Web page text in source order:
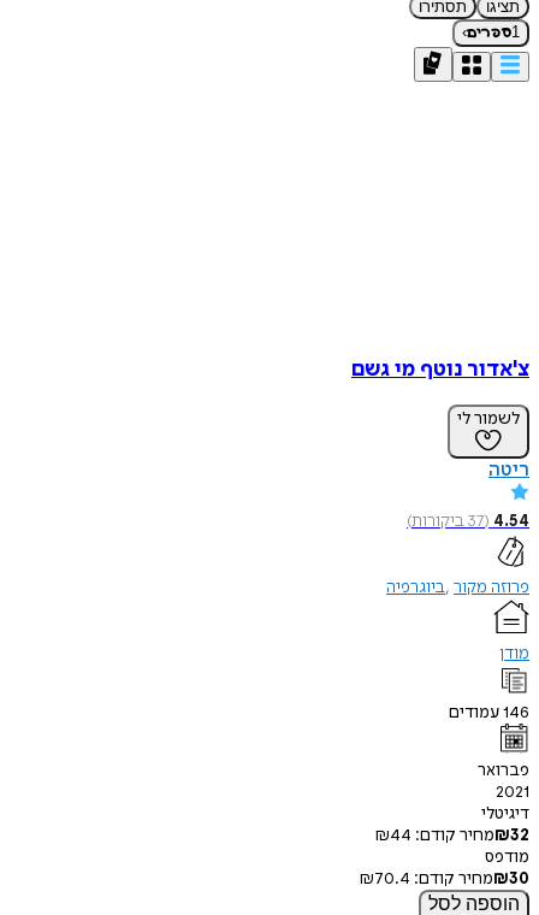
תציגו
תסתירו
1ספרים›
צ'אדור נוטף מי גשם
לשמור לי
ריטה
4.54
(
37ביקורות)
פרוזה מקור ביוגרפיה
מודן
146עמודים
פברואר
2021
דיגיטלי
₪32 מחיר קודם: ₪44
מודפס
₪30 מחיר קודם: ₪70.4
הוספה לסל